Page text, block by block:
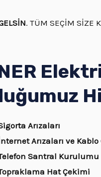
. TÜM SEÇİM SİZE
Arızaları
Arızaları ve
Santral Kurulumu
Hat Çekimi